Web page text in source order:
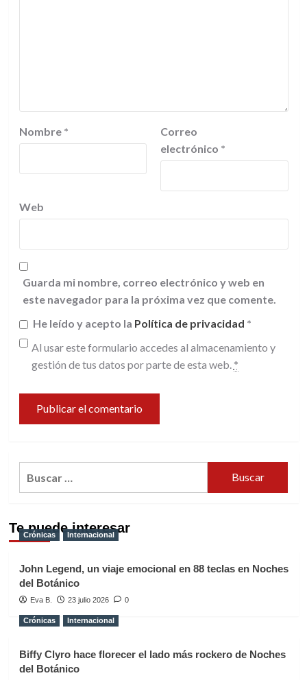
Nombre *
Correo
electrónico *
Web
Guarda mi nombre, correo electrónico y web en
este navegador para la próxima vez que comente.
He leído y acepto la Política de privacidad *
Al usar este formulario accedes al almacenamiento y
gestión de tus datos por parte de esta web. *
Te puede interesar
Crónicas Internacional
John Legend, un viaje emocional en 88 teclas en Noches
del Botánico
Eva B. 23 julio 2026 0
Crónicas Internacional
Biffy Clyro hace florecer el lado más rockero de Noches
del Botánico